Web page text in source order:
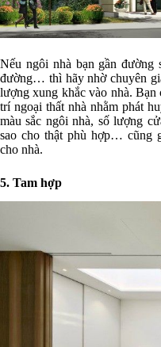
Nếu ngôi nhà bạn gần đường
đường… thì hãy nhờ chuyên
lượng xung khắc vào nhà. Bạn
trí ngoại thất nhà nhằm phát
màu sắc ngôi nhà, số lượng
sao cho thật phù hợp… cũng
cho nhà.
5. Tam hợp